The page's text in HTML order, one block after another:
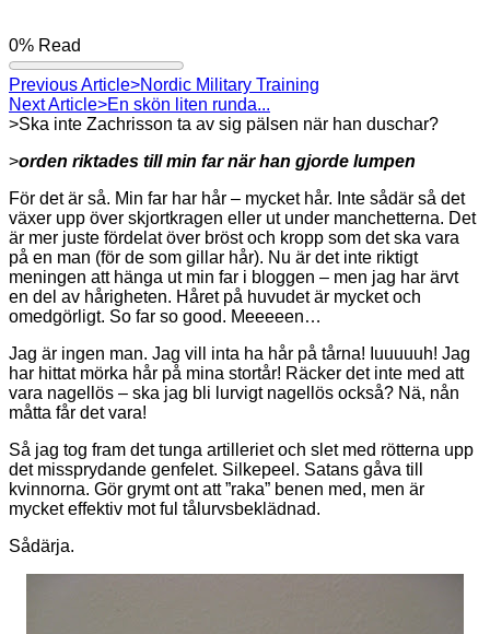
0% Read
Previous Article>Nordic Military Training
Next Article>En skön liten runda...
>Ska inte Zachrisson ta av sig pälsen när han duschar?
>orden riktades till min far när han gjorde lumpen
För det är så. Min far har hår – mycket hår. Inte sådär så det
växer upp över skjortkragen eller ut under manchetterna. Det
är mer juste fördelat över bröst och kropp som det ska vara
på en man (för de som gillar hår). Nu är det inte riktigt
meningen att hänga ut min far i bloggen – men jag har ärvt
en del av hårigheten. Håret på huvudet är mycket och
omedgörligt. So far so good. Meeeeen…
Jag är ingen man. Jag vill inta ha hår på tårna! Iuuuuuh! Jag
har hittat mörka hår på mina stortår! Räcker det inte med att
vara nagellös – ska jag bli lurvigt nagellös också? Nä, nån
måtta får det vara!
Så jag tog fram det tunga artilleriet och slet med rötterna upp
det missprydande genfelet. Silkepeel. Satans gåva till
kvinnorna. Gör grymt ont att ”raka” benen med, men är
mycket effektiv mot ful tålurvsbeklädnad.
Sådärja.